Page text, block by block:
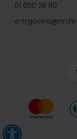
01 650 28 80
e-trgovina@nn.hr